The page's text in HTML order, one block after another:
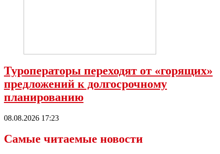
Туроператоры переходят от «горящих»
предложений к долгосрочному
планированию
08.08.2026 17:23
Самые читаемые новости